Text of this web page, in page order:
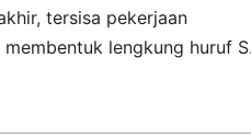
tersisa pekerjaan
lengkung huruf S.